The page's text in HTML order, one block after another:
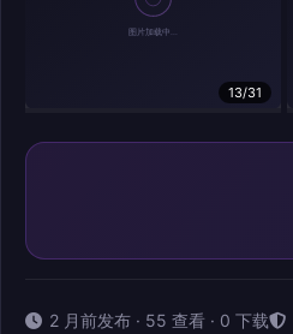
13/31
2 月前发布 · 55 查看 · 0 下载